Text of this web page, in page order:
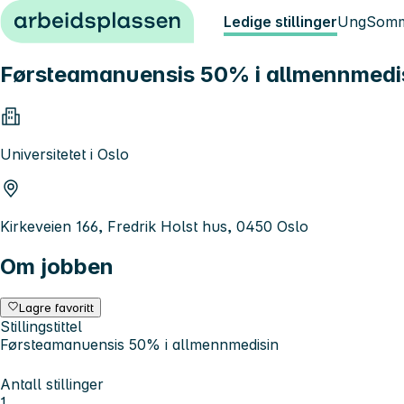
Hopp til innhold Ledige stillingerUng
Førsteamanuensis 50% i
Universitetet i Oslo
Kirkeveien 166, Fredrik Holst hus, 0450 Oslo
Om jobben
Lagre favoritt
Stillingstittel
Førsteamanuensis 50% i allmennmedisin
Antall stillinger